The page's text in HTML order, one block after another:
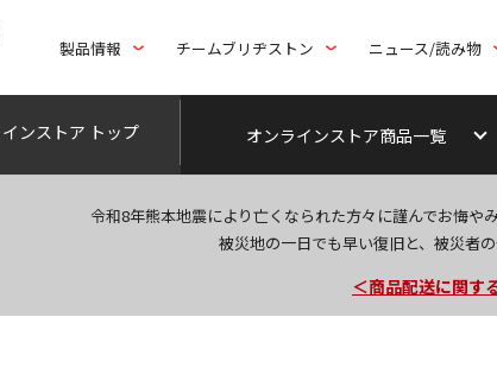
製品情報 チームブリヂストン ニュース/読み物
ンストア トップ オンラインストア商品一覧
令和8年熊本地震により亡くなられた方々に謹んでお悔や
被災地の一日でも早い復旧と、被災者
＜夏季休暇中のご
今なら新規会員登
＜商品配送に関す